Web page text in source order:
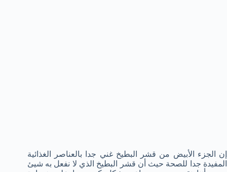
إن الجزء الأبيض من قشر البطيخ غني جدا بالعناصر الغذائية
المفيدة جدا للصحة حيث أن قشر البطيخ الذي لا نفعل به شيئ